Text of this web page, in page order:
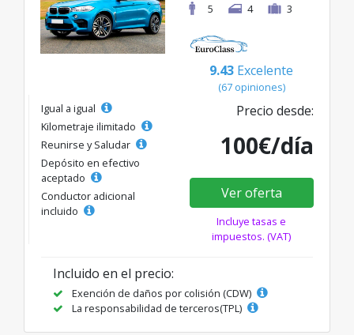
5
4 3
9.43 Excelente
(67 opiniones)
Igual a igual
Kilometraje ilimitado
Reunirse y Saludar
Depósito en efectivo
aceptado
Conductor adicional
incluido
Precio desde:
100€/día
Ver oferta
Incluye tasas e
impuestos. (VAT)
Incluido en el precio:
Exención de daños por colisión (CDW)
La responsabilidad de terceros(TPL)